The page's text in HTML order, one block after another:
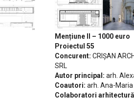
Mențiune II – 1000 euro
Proiectul 55
Concurent: CRIȘAN
SRL
Autor principal: arh.
Coautori: arh. Ana-Maria
Colaboratori